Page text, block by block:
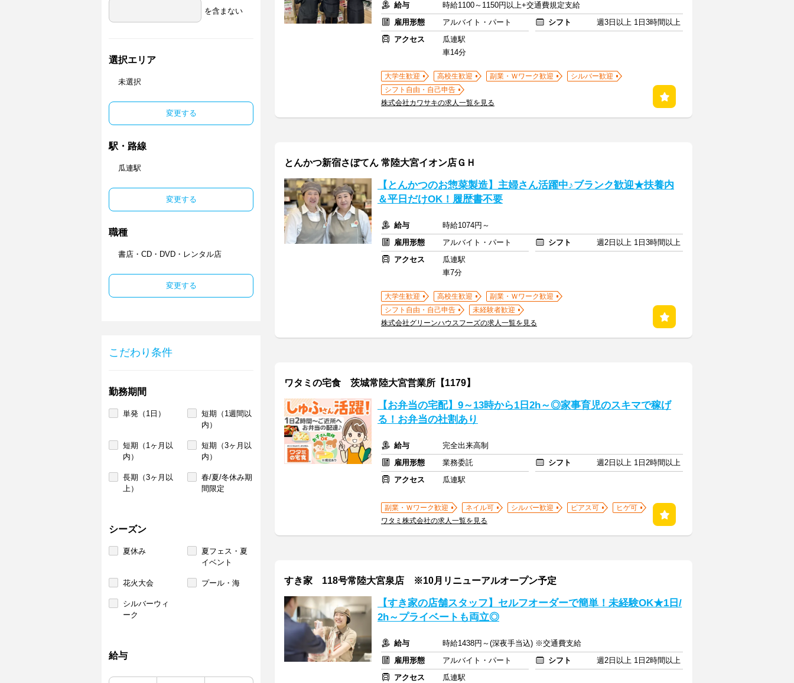
を含まない
選択エリア
未選択
変更する
駅・路線
瓜連駅
変更する
職種
書店・CD・DVD・レンタル店
変更する
こだわり条件
勤務期間
単発（1日）
短期（1週間以
内）
短期（1ヶ月以
内）
短期（3ヶ月以
内）
長期（3ヶ月以
上）
春/夏/冬休み期
間限定
シーズン
夏休み
夏フェス・夏
イベント
花火大会 プール・海
シルバーウィ
ーク
給与
給与
時給1100～1150円以上+交通費規定支給
雇用形態
アルバイト・パート シフト
週3日以上 1日3時間以上
アクセス
瓜連駅
車14分
大学生歓迎 高校生歓迎 副業・Ｗワーク歓迎
シルバー歓迎
シフト自由・自己申告
株式会社カワサキの求人一覧を見る
とんかつ新宿さぼてん 常陸大宮イオン店ＧＨ
【とんかつのお惣菜製造】主婦さん活躍中♪ブランク歓迎★扶養内
＆平日だけOK！履歴書不要
給与
時給1074円～
雇用形態
アルバイト・パート シフト
週2日以上 1日3時間以上
アクセス
瓜連駅
車7分
大学生歓迎 高校生歓迎
副業・Ｗワーク歓迎
シフト自由・自己申告
未経験者歓迎
株式会社グリーンハウスフーズの求人一覧を見る
ワタミの宅食 茨城常陸大宮営業所【1179】
【お弁当の宅配】9～13時から1日2h～◎家事育児のスキマで稼げ
る！お弁当の社割あり
給与
完全出来高制
雇用形態
業務委託 シフト
週2日以上 1日2時間以上
アクセス
瓜連駅
副業・Ｗワーク歓迎 ネイル可 シルバー歓迎 ピアス可
ヒゲ可
ワタミ株式会社の求人一覧を見る
すき家 118号常陸大宮泉店 ※10月リニューアルオープン予定
【すき家の店舗スタッフ】セルフオーダーで簡単！未経験OK★1日/
2h～プライベートも両立◎
給与
時給1438円～(深夜手当込) ※交通費支給
雇用形態
アルバイト・パート シフト
週2日以上 1日2時間以上
アクセス
瓜連駅